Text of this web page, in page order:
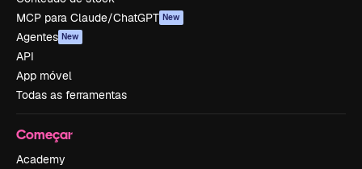
MCP para Claude/ChatGPT New
Agentes New
API
App móvel
Todas as ferramentas
Começar
Academy